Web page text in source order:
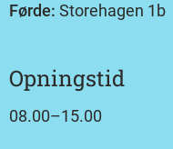
Førde: Storehagen 1b
Opningstid
08.00–15.00